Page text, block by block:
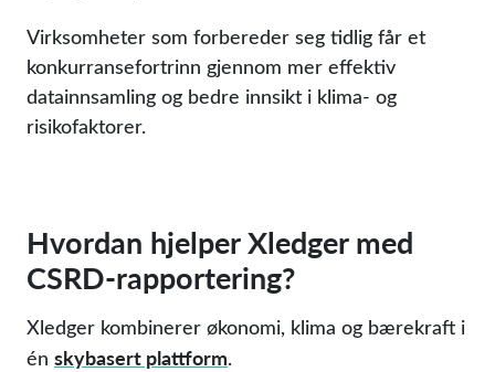
Virksomheter som forbereder seg tidlig får et
konkurransefortrinn gjennom mer effektiv
datainnsamling og bedre innsikt i klima- og
risikofaktorer.
Hvordan hjelper Xledger med
CSRD-rapportering?
Xledger kombinerer økonomi, klima og bærekraft i
én skybasert plattform.